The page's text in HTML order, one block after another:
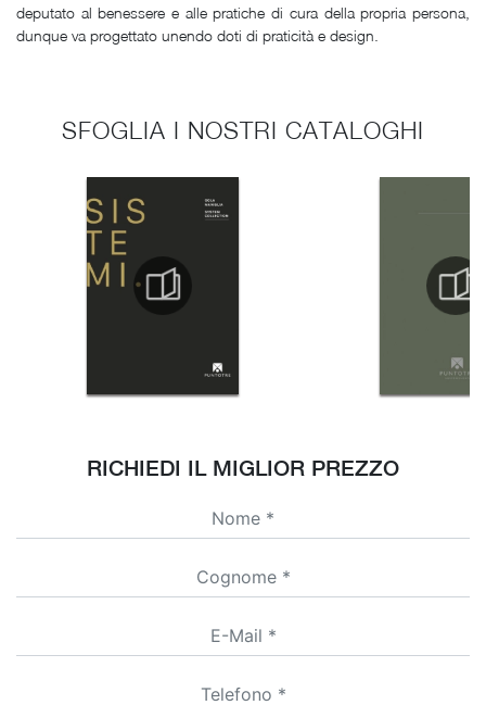
deputato al benessere e alle pratiche di cura della propria persona,
dunque va progettato unendo doti di praticità e design.
SFOGLIA I NOSTRI CATALOGHI
RICHIEDI IL MIGLIOR PREZZO